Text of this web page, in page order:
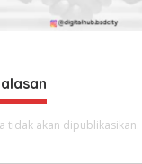
tidak akan dipublikasikan.